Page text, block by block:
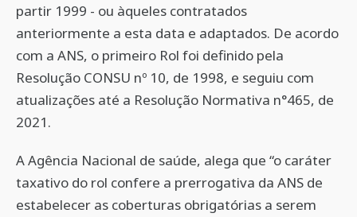
partir 1999 - ou àqueles contratados
anteriormente a esta data e adaptados. De acordo
com a ANS, o primeiro Rol foi definido pela
Resolução CONSU nº 10, de 1998, e seguiu com
atualizações até a Resolução Normativa n°465, de
2021.
A Agência Nacional de saúde, alega que “o caráter
taxativo do rol confere a prerrogativa da ANS de
estabelecer as coberturas obrigatórias a serem